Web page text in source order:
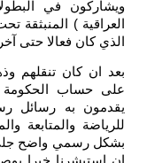
ويشاركون في
العراقية ) المنبثقة
الذي كان فعالا حتى
بعد ان كان تنقلهم
يقدمون به رسائل
للرياضة والمتابعة
بشكل رسمي واضح جلي